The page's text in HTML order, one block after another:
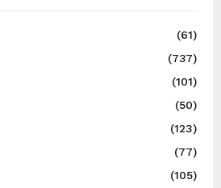
(61)
(737)
(101)
(50)
(123)
(77)
(105)